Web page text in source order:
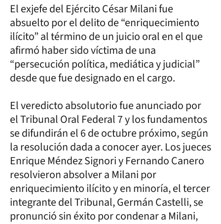
El exjefe del Ejército César Milani fue
absuelto por el delito de “enriquecimiento
ilícito” al término de un juicio oral en el que
afirmó haber sido víctima de una
“persecución política, mediática y judicial”
desde que fue designado en el cargo.
El veredicto absolutorio fue anunciado por
el Tribunal Oral Federal 7 y los fundamentos
se difundirán el 6 de octubre próximo, según
la resolución dada a conocer ayer. Los jueces
Enrique Méndez Signori y Fernando Canero
resolvieron absolver a Milani por
enriquecimiento ilícito y en minoría, el tercer
integrante del Tribunal, Germán Castelli, se
pronunció sin éxito por condenar a Milani,